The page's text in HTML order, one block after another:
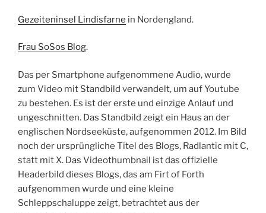
Gezeiteninsel Lindisfarne in Nordengland.
Frau SoSos Blog.
Das per Smartphone aufgenommene Audio, wurde
zum Video mit Standbild verwandelt, um auf Youtube
zu bestehen. Es ist der erste und einzige Anlauf und
ungeschnitten. Das Standbild zeigt ein Haus an der
englischen Nordseeküste, aufgenommen 2012. Im Bild
noch der ursprüngliche Titel des Blogs, Radlantic mit C,
statt mit X. Das Videothumbnail ist das offizielle
Headerbild dieses Blogs, das am Firt of Forth
aufgenommen wurde und eine kleine
Schleppschaluppe zeigt, betrachtet aus der